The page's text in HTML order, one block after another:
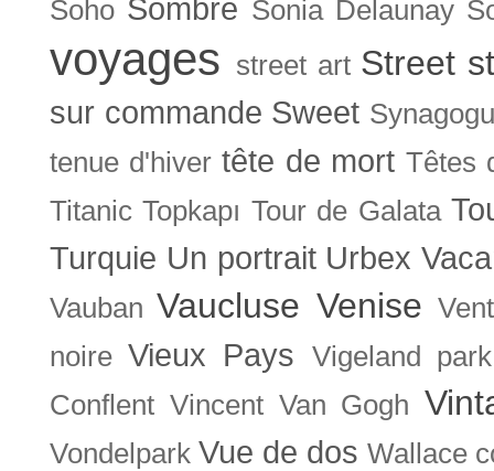
Soho Sombre Sonia Delaunay
voyages street art Street
sur commande Sweet
tenue d'hiver tête de mort Têtes
Titanic Topkapı Tour de Galata
Turquie Un portrait Urbex
Vauban Vaucluse Venise
noire Vieux Pays
Vigeland park
Conflent Vincent Van Gogh
Vondelpark Vue de dos Wallace